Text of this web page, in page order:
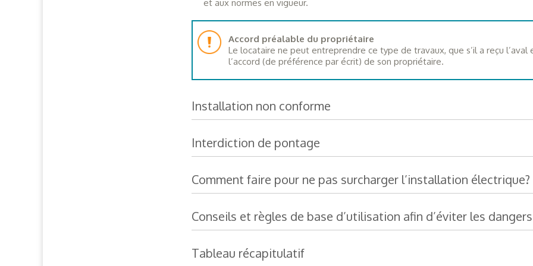
et aux normes en vigueur.
Accord préalable du propriétaire
Le locataire ne peut entreprendre ce type de travaux, que s’il a reçu l’aval
l’accord (de préférence par écrit) de son propriétaire.
Installation non conforme
Interdiction de pontage
Comment faire pour ne pas surcharger l’installation électrique?
Conseils et règles de base d’utilisation afin d’éviter les dangers
Tableau récapitulatif